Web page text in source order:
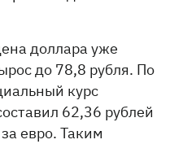
доллара уже
до 78,8 рубля. По
курс
62,36 рублей
евро. Таким